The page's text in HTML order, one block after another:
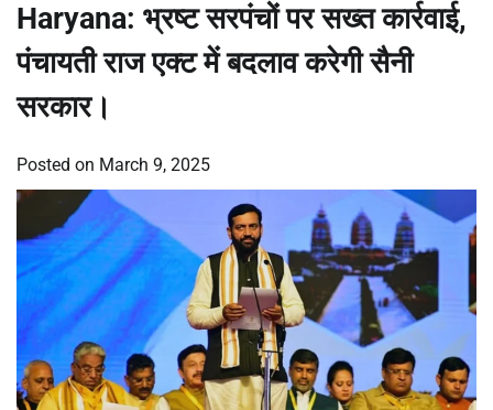
Haryana: भ्रष्ट सरपंचों पर सख्त कार्रवाई,
पंचायती राज एक्ट में बदलाव करेगी सैनी
सरकार।
Posted on March 9, 2025